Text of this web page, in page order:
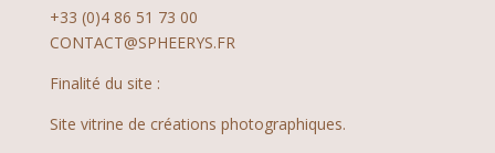
+33 (0)4 86 51 73 00
CONTACT@SPHEERYS.FR
Finalité du site :
Site vitrine de créations photographiques.